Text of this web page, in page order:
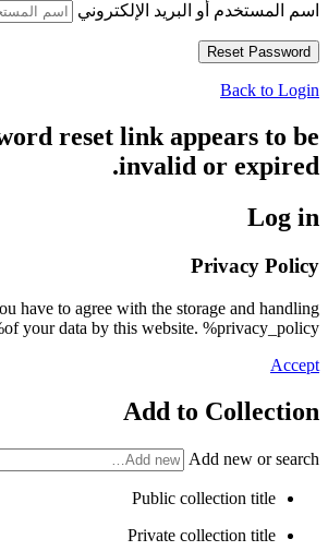
اسم المستخدم أو البريد الإلكتروني
Back to Login
reset link appears to be
invalid or expired.
Log in
Privacy Policy
have to agree with the storage and handling
of your data by this website. %privacy_policy%
Accept
Add to Collection
Add new or search
Public collection title
Private collection title